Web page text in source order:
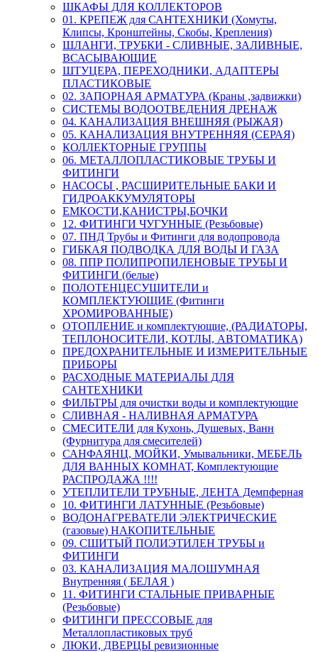
ШКАФЫ ДЛЯ КОЛЛЕКТОРОВ
01. КРЕПЕЖ для САНТЕХНИКИ (Хомуты,
Клипсы, Кронштейны, Скобы, Крепления)
ШЛАНГИ, ТРУБКИ - СЛИВНЫЕ, ЗАЛИВНЫЕ,
ВСАСЫВАЮЩИЕ
ШТУЦЕРА, ПЕРЕХОДНИКИ, АДАПТЕРЫ
ПЛАСТИКОВЫЕ
02. ЗАПОРНАЯ АРМАТУРА (Краны ,задвижки)
СИСТЕМЫ ВОДООТВЕДЕНИЯ ДРЕНАЖ
04. КАНАЛИЗАЦИЯ ВНЕШНЯЯ (РЫЖАЯ)
05. КАНАЛИЗАЦИЯ ВНУТРЕННЯЯ (СЕРАЯ)
КОЛЛЕКТОРНЫЕ ГРУППЫ
06. МЕТАЛЛОПЛАСТИКОВЫЕ ТРУБЫ И
ФИТИНГИ
НАСОСЫ , РАСШИРИТЕЛЬНЫЕ БАКИ И
ГИДРОАККУМУЛЯТОРЫ
ЕМКОСТИ,КАНИСТРЫ,БОЧКИ
12. ФИТИНГИ ЧУГУННЫЕ (Резьбовые)
07. ПНД Трубы и Фитинги для водопровода
ГИБКАЯ ПОДВОДКА ДЛЯ ВОДЫ И ГАЗА
08. ППР ПОЛИПРОПИЛЕНОВЫЕ ТРУБЫ И
ФИТИНГИ (белые)
ПОЛОТЕНЦЕСУШИТЕЛИ и
КОМПЛЕКТУЮЩИЕ (Фитинги
ХРОМИРОВАННЫЕ)
ОТОПЛЕНИЕ и комплектующие, (РАДИАТОРЫ,
ТЕПЛОНОСИТЕЛИ, КОТЛЫ, АВТОМАТИКА)
ПРЕДОХРАНИТЕЛЬНЫЕ И ИЗМЕРИТЕЛЬНЫЕ
ПРИБОРЫ
РАСХОДНЫЕ МАТЕРИАЛЫ ДЛЯ
САНТЕХНИКИ
ФИЛЬТРЫ для очистки воды и комплектующие
СЛИВНАЯ - НАЛИВНАЯ АРМАТУРА
СМЕСИТЕЛИ для Кухонь, Душевых, Ванн
(Фурнитура для смесителей)
САНФАЯНЦ, МОЙКИ, Умывальники, МЕБЕЛЬ
ДЛЯ ВАННЫХ КОМНАТ, Комплектующие
РАСПРОДАЖА !!!!
УТЕПЛИТЕЛИ ТРУБНЫЕ, ЛЕНТА Демпферная
10. ФИТИНГИ ЛАТУННЫЕ (Резьбовые)
ВОДОНАГРЕВАТЕЛИ ЭЛЕКТРИЧЕСКИЕ
(газовые) НАКОПИТЕЛЬНЫЕ
09. СШИТЫЙ ПОЛИЭТИЛЕН ТРУБЫ и
ФИТИНГИ
03. КАНАЛИЗАЦИЯ МАЛОШУМНАЯ
Внутренняя ( БЕЛАЯ )
11. ФИТИНГИ СТАЛЬНЫЕ ПРИВАРНЫЕ
(Резьбовые)
ФИТИНГИ ПРЕССОВЫЕ для
Металлопластиковых труб
ЛЮКИ, ДВЕРЦЫ ревизионные